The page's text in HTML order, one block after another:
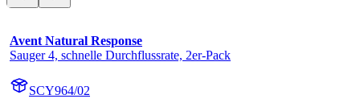
Avent Natural Response
Sauger 4, schnelle Durchflussrate, 2er-Pack
SCY964/02